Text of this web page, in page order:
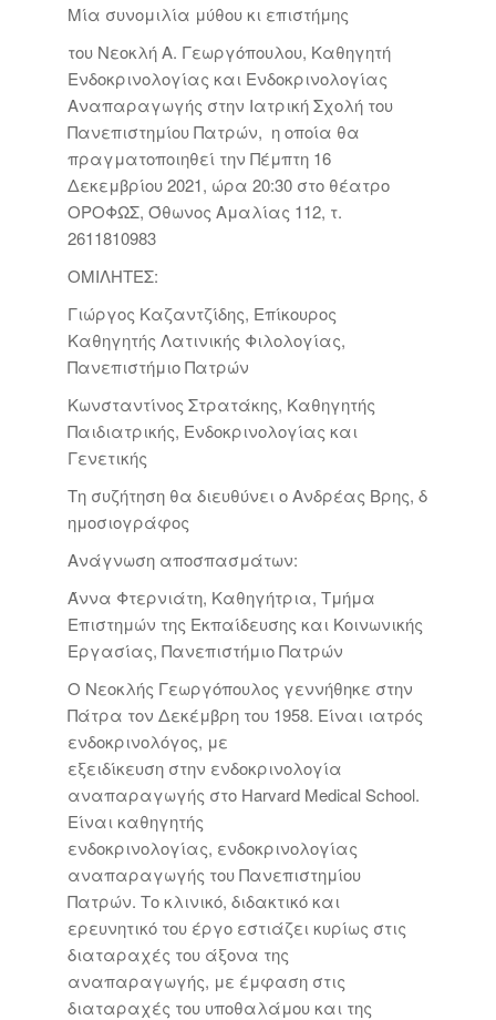
Μία συνομιλία μύθου κι επιστήμης
του Νεοκλή Α. Γεωργόπουλου, Καθηγητή
Ενδοκρινολογίας και Ενδοκρινολογίας
Αναπαραγωγής στην Ιατρική Σχολή του
Πανεπιστημίου Πατρών, η οποία θα
πραγματοποιηθεί την Πέμπτη 16
Δεκεμβρίου 2021, ώρα 20:30 στο θέατρο
ΟΡΟΦΩΣ, Όθωνος Αμαλίας 112, τ.
2611810983
ΟΜΙΛΗΤΕΣ:
Γιώργος Καζαντζίδης, Επίκουρος
Καθηγητής Λατινικής Φιλολογίας,
Πανεπιστήμιο Πατρών
Κωνσταντίνος Στρατάκης, Καθηγητής
Παιδιατρικής, Ενδοκρινολογίας και
Γενετικής
Τη συζήτηση θα διευθύνει ο Ανδρέας Βρης, δ
ημοσιογράφος
Ανάγνωση αποσπασμάτων:
Άννα Φτερνιάτη, Καθηγήτρια, Τμήμα
Επιστημών της Εκπαίδευσης και Κοινωνικής
Εργασίας, Πανεπιστήμιο Πατρών
Ο Νεοκλής Γεωργόπουλος γεννήθηκε στην
Πάτρα τον Δεκέμβρη του 1958. Είναι ιατρός
ενδοκρινολόγος, με
εξειδίκευση στην ενδοκρινολογία
αναπαραγωγής στο Harvard Medical School.
Είναι καθηγητής
ενδοκρινολογίας, ενδοκρινολογίας
αναπαραγωγής του Πανεπιστημίου
Πατρών. Το κλινικό, διδακτικό και
ερευνητικό του έργο εστιάζει κυρίως στις
διαταραχές του άξονα της
αναπαραγωγής, με έμφαση στις
διαταραχές του υποθαλάμου και της